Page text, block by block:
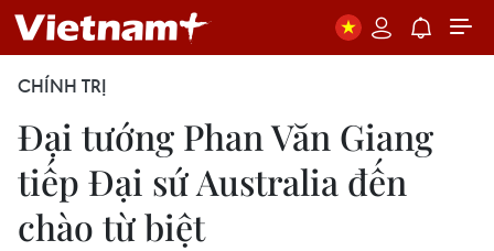
CHÍNH TRỊ
Đại tướng Phan Văn Giang
tiếp Đại sứ Australia đến
chào từ biệt